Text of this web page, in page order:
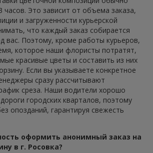
часов. Это зависит от объема заказа,
и загруженности курьерской
что каждый заказ собирается
вас. Поэтому, кроме работы курьеров,
которое наши флористы потратят,
красивые цветы и составить из них
Если вы указываете конкретное
сразу рассчитывают
среза. Наши водители хорошо
городских кварталов, поэтому
опозданий, гарантируя свежесть
оформить анонимный заказ на
в г. Росовка?